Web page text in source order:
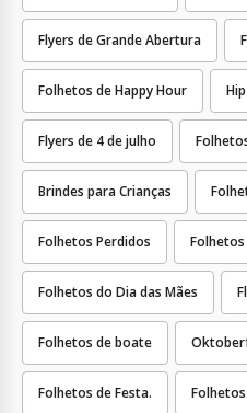
Flyers de Grande Abertura
Folhetos de Happy Hour
Flyers de 4 de julho
Brindes para Crianças
Folhetos Perdidos
Folhetos do Dia das Mães
Folhetos de boate
Folhetos de Festa.